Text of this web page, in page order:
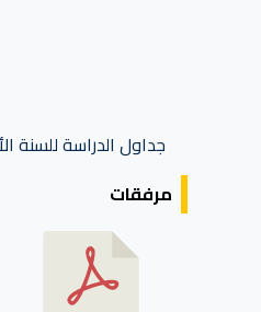
جداول الدراسة للسنة
مرفقات